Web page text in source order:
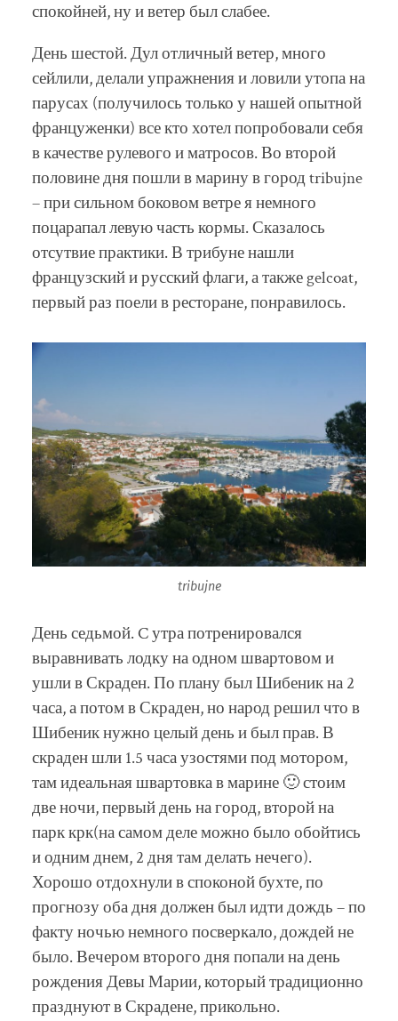
спокойней, ну и ветер был слабее.
День шестой. Дул отличный ветер, много
сейлили, делали упражнения и ловили утопа на
парусах (получилось только у нашей опытной
француженки) все кто хотел попробовали себя
в качестве рулевого и матросов. Во второй
половине дня пошли в марину в город tribujne
– при сильном боковом ветре я немного
поцарапал левую часть кормы. Сказалось
отсутвие практики. В трибуне нашли
французский и русский флаги, а также gelcoat,
первый раз поели в ресторане, понравилось.
tribujne
День седьмой. C утра потренировался
выравнивать лодку на одном швартовом и
ушли в Скраден. По плану был Шибеник на 2
часа, а потом в Скраден, но народ решил что в
Шибеник нужно целый день и был прав. В
скраден шли 1.5 часа узостями под мотором,
там идеальная швартовка в марине 🙂 стоим
две ночи, первый день на город, второй на
парк крк(на самом деле можно было обойтись
и одним днем, 2 дня там делать нечего).
Хорошо отдохнули в споконой бухте, по
прогнозу оба дня должен был идти дождь – по
факту ночью немного посверкало, дождей не
было. Вечером второго дня попали на день
рождения Девы Марии, который традиционно
празднуют в Скрадене, прикольно.